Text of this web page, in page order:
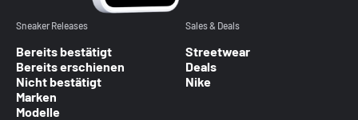
Sneaker Releases
Bereits bestätigt
Bereits erschienen
Nicht bestätigt
Marken
Modelle
Sales & Deals
Streetwear
Deals
Nike